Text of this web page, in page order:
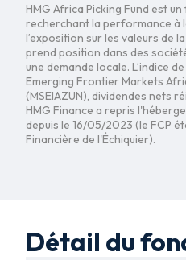
HMG Africa Picking Fund est
recherchant la performance à
l’exposition sur les valeurs de
prend position dans des
une demande locale. L’indice
Emerging Frontier Markets
(MSEIAZUN), dividendes nets
HMG Finance a repris
depuis le 16/05/2023 (le FCP
Financière de l'Échiquier).
Détail du